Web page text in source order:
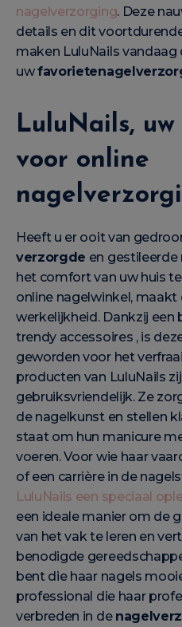
nagelverzorging. Deze
details en dit
maken LuluNails
uw
LuluNails,
voor online
Heeft u er ooit van
verzorgde en gestileerde
het comfort van uw huis
online nagelwinkel,
werkelijkheid. Dankzij
trendy accessoires , is
geworden voor het
producten van LuluNails
gebruiksvriendelijk. Ze
de nagelkunst en stellen
staat om hun manicure
voeren. Voor wie haar
of een carrière in de
LuluNails een speciaal
een ideale manier om de
van het vak te leren en
benodigde
bent die haar nagels
professional die haar
verbreden in de